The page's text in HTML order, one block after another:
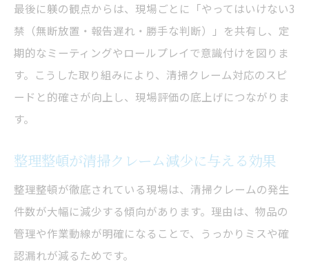
最後に躾の観点からは、現場ごとに「やってはいけない3
禁（無断放置・報告遅れ・勝手な判断）」を共有し、定
期的なミーティングやロールプレイで意識付けを図りま
す。こうした取り組みにより、清掃クレーム対応のスピ
ードと的確さが向上し、現場評価の底上げにつながりま
す。
整理整頓が清掃クレーム減少に与える効果
整理整頓が徹底されている現場は、清掃クレームの発生
件数が大幅に減少する傾向があります。理由は、物品の
管理や作業動線が明確になることで、うっかりミスや確
認漏れが減るためです。